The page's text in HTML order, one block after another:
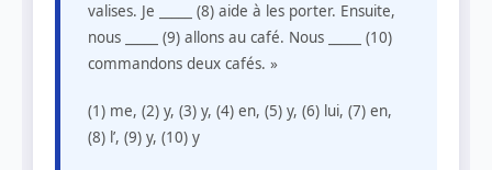
valises. Je _____ (8) aide à les porter. Ensuite,
nous _____ (9) allons au café. Nous _____ (10)
commandons deux cafés. »
(1) me, (2) y, (3) y, (4) en, (5) y, (6) lui, (7) en,
(8) l’, (9) y, (10) y